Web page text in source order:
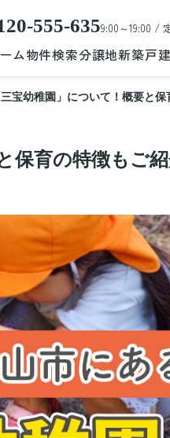
555-6359:00～19:00 /
ム物件検索分譲地新築戸
宝幼稚園」について！概要と保
保育の特徴もご